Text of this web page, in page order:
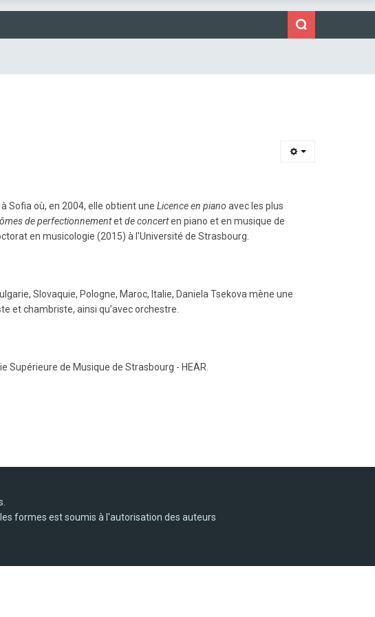
Sofia où, en 2004, elle obtient une Licence en piano avec les plus
de perfectionnementetde concerten piano et en musique de
en musicologie (2015) à l'Université de Strasbourg.
Slovaquie, Pologne, Maroc, Italie, Daniela Tsekova mène une
et chambriste, ainsi qu’avec orchestre.
de Musique de Strasbourg - HEAR.
formes est soumis à l'autorisation des auteurs